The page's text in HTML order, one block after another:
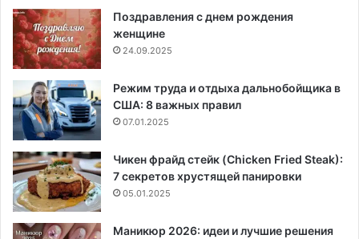
Поздравления с днем рождения
женщине
24.09.2025
Режим труда и отдыха дальнобойщика в
США: 8 важных правил
07.01.2025
Чикен фрайд стейк (Chicken Fried Steak):
7 секретов хрустящей панировки
05.01.2025
Маникюр 2026: идеи и лучшие решения